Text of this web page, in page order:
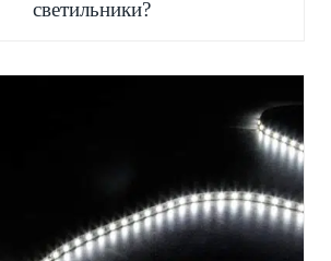
светильники?